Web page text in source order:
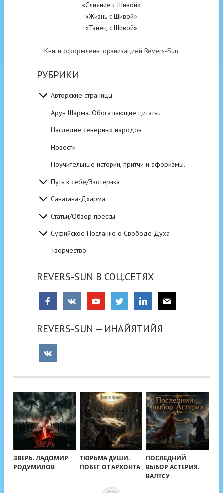
«Слияние с Шивой»
«Жизнь с Шивой»
«Танец с Шивой»
Книги оформлены оранизацией Revers-Sun
РУБРИКИ
Авторские страницы
Арун Шарма. Обогащающие цитаты.
Наследие северных народов
Новости
Поучительные истории, притчи и афоризмы.
Путь к себе/Эзотерика
Санатана-Дхарма
Статьи/Обзор прессы
Суфийское Послание о Свободе Духа
Творчество
REVERS-SUN В СОЦ.СЕТЯХ
REVERS-SUN — ИНАЙЯТИЙЯ
ЗВЕРЬ. ЛАДОМИР
РОДУМИЛОВ
ТЮРЬМА ДУШИ.
ПОБЕГ ОТ АРХОНТА
ПОСЛЕДНИЙ
ВЫБОР АСТЕРИЯ.
ВАЛТСУ